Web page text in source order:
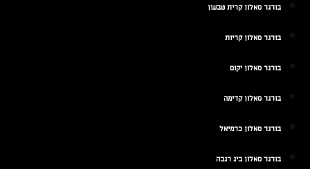
בורגר סאלון קרית טבעון
בורגר סאלון קריות
בורגר סאלון יקום
בורגר סאלון קדימה
בורגר סאלון כרמיאל
בורגר סאלון ביג רגבה